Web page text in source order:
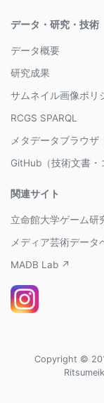
データ・研究・技術
データ概要
研究成果
サムネイル画像ポリ
RCGS SPARQL
メタデータブラウザ
GitHub（技術文書
関連サイト
立命館大学ゲーム研
メディア芸術データ
MADB Lab ↗
Copyright ©